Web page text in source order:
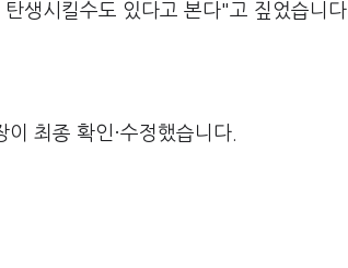
탄생시킬수도 있다고 본다"고 짚었습니다
최종 확인·수정했습니다.